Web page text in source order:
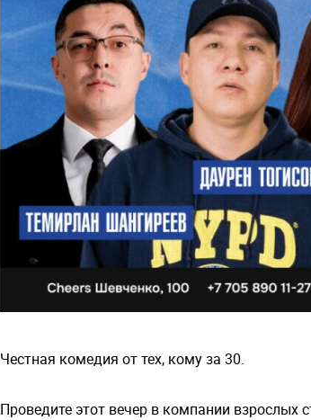
Честная комедия от тех, кому за 30.
Проведите этот вечер в компании взрослых